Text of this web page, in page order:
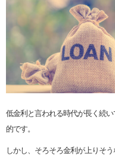
低金利と言われる時代が長く続
的です。
しかし、そろそろ金利が上りそ